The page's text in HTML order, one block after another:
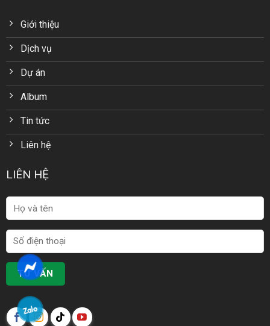
Giới thiệu
Dịch vụ
Dự án
Album
Tin tức
Liên hệ
LIÊN HỆ